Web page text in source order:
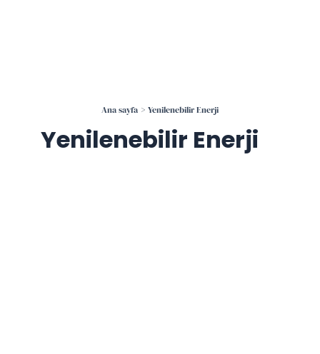
Ana sayfa Yenilenebilir Enerji
Yenilenebilir Enerji